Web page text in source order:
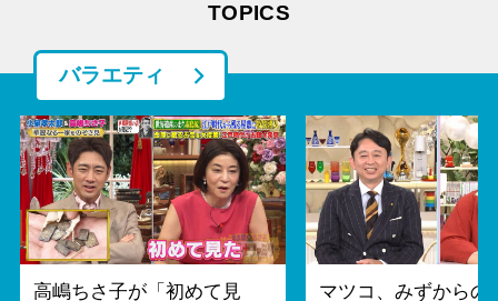
TOPICS
バラエティ
高嶋ちさ子が「初めて見 マツコ、みずからの